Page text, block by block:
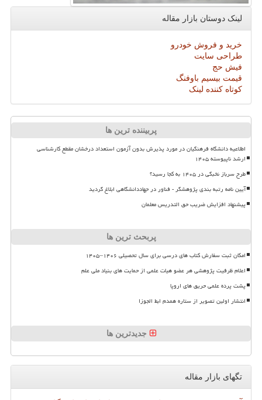
لینک دوستان بازار مقاله
خرید و فروش خودرو
طراحی سایت
فیش حج
قیمت بیسیم باوفنگ
کوتاه کننده لینک
پربیننده ترین ها
اطلاعیه دانشگاه فرهنگیان در مورد پذیرش بدون آزمون استعداد درخشان مقطع کارشناسی
ارشد ناپیوسته ۱۴۰۵
طرح سرباز نخبگی در ۱۴۰۵ به کجا رسید؟
آیین نامه رتبه بندی پژوهشگر - فناور در جهاددانشگاهی ابلاغ گردید
پیشنهاد افزایش ضریب حق التدریس معلمان
پربحث ترین ها
امکان ثبت سفارش کتاب های درسی برای سال تحصیلی ۱۴۰۶–۱۴۰۵
اعلام ظرفیت پژوهشی هر عضو هیات علمی از حمایت های بنیاد ملی علم
پشت پرده علمی حریق های اروپا
انتشار اولین تصویر از ستاره همدم ابط الجوزا
جدیدترین ها
تگهای بازار مقاله